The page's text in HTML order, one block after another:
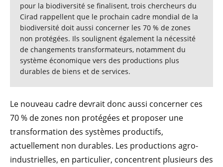
pour la biodiversité se finalisent, trois chercheurs du
Cirad rappellent que le prochain cadre mondial de la
biodiversité doit aussi concerner les 70 % de zones
non protégées. Ils soulignent également la nécessité
de changements transformateurs, notamment du
système économique vers des productions plus
durables de biens et de services.
Le nouveau cadre devrait donc aussi concerner ces
70 % de zones non protégées et proposer une
transformation des systèmes productifs,
actuellement non durables. Les productions agro-
industrielles, en particulier, concentrent plusieurs des